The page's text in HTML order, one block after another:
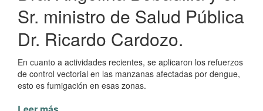
Sr. ministro de Salud Pública
Dr. Ricardo Cardozo.
En cuanto a actividades recientes, se aplicaron los refuerzos
de control vectorial en las manzanas afectadas por dengue,
esto es fumigación en esas zonas.